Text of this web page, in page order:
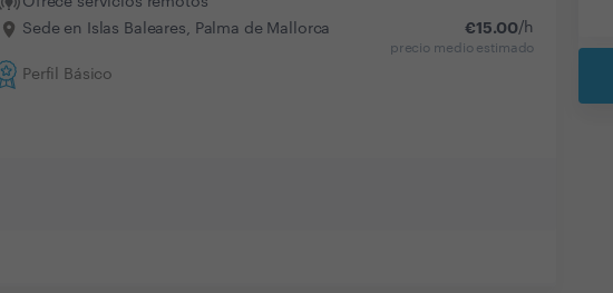
Sede en Islas Baleares, Palma de Mallorca
Perfil Básico
€15.00/h
precio medio estimado